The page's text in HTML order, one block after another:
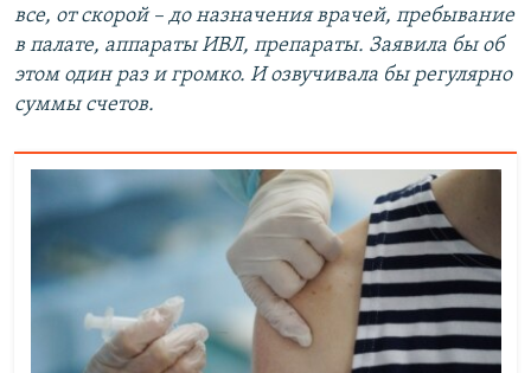
все, от скорой – до назначения врачей, пребывание
в палате, аппараты ИВЛ, препараты. Заявила бы об
этом один раз и громко. И озвучивала бы регулярно
суммы счетов.